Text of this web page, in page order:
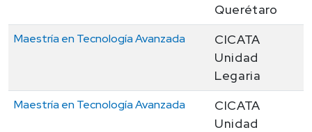
Querétaro
Maestría en Tecnología Avanzada
CICATA
Unidad
Legaria
Maestría en Tecnología Avanzada
CICATA
Unidad